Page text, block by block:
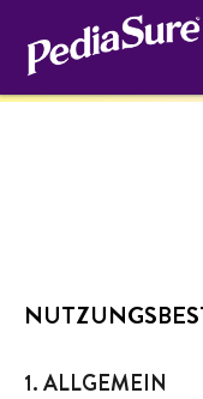
1. ALLGEMEIN